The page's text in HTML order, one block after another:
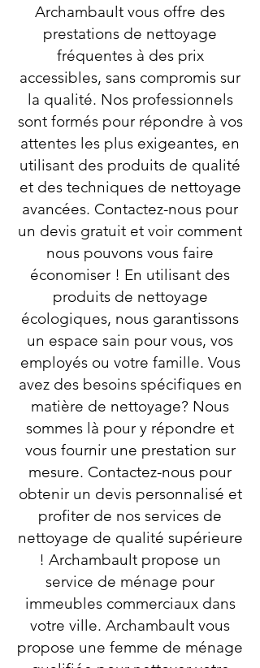
Archambault vous offre des
prestations de nettoyage
fréquentes à des prix
accessibles, sans compromis sur
la qualité. Nos professionnels
sont formés pour répondre à vos
attentes les plus exigeantes, en
utilisant des produits de qualité
et des techniques de nettoyage
avancées. Contactez-nous pour
un devis gratuit et voir comment
nous pouvons vous faire
économiser ! En utilisant des
produits de nettoyage
écologiques, nous garantissons
un espace sain pour vous, vos
employés ou votre famille. Vous
avez des besoins spécifiques en
matière de nettoyage? Nous
sommes là pour y répondre et
vous fournir une prestation sur
mesure. Contactez-nous pour
obtenir un devis personnalisé et
profiter de nos services de
nettoyage de qualité supérieure
! Archambault propose un
service de ménage pour
immeubles commerciaux dans
votre ville. Archambault vous
propose une femme de ménage